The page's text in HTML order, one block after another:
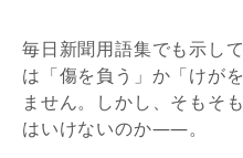
毎日新聞用語集でも示し
は「傷を負う」か「けが
ません。しかし、そもそ
はいけないのか——。